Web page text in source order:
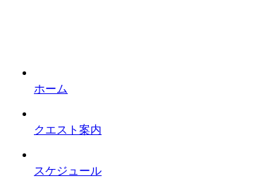
ホーム
クエスト案内
スケジュール